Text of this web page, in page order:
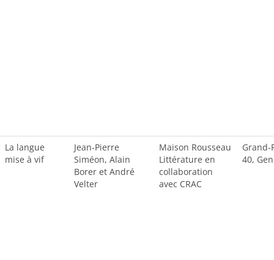
La langue
mise à vif
Jean-Pierre
Siméon, Alain
Borer et André
Velter
Maison Rousseau
Littérature en
collaboration
avec CRAC
Grand-
40,